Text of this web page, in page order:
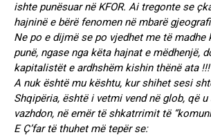
ishte punësuar në KFOR. Ai tregonte se
hajninë e bërë fenomen në mbarë
Ne po e dijmë se po vjedhet me të madhe
punë, ngase nga këta hajnat e mëdhenjë,
kapitalistët e ardhshëm kishin thënë ata !!!
A nuk është mu kështu, kur shihet sesi
Shqipëria, është i vetmi vend në glob, që
vazhdon, në emër të shkatrrimit të
E Ҫ’far të thuhet më tepër se: